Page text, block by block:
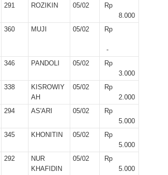
291
ROZIKIN 05/02
Rp
8.000
360
MUJI 05/02 Rp
-
346
PANDOLI 05/02
Rp
3.000
338
KISROWIY
AH
05/02
Rp
2.000
294
AS'ARI 05/02
Rp
5.000
345
KHONITIN 05/02
Rp
5.000
292
NUR
KHAFIDIN
05/02
Rp
5.000